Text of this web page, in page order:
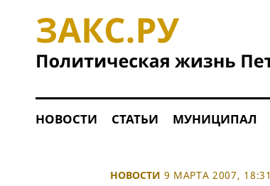
НОВОСТИ СТАТЬИ МУНИЦИПАЛ
НОВОСТИ 9 МАРТА 2007, 18:31